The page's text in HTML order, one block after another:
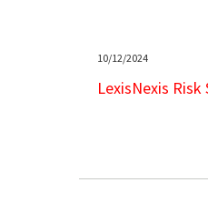
10/12/2024
LexisNexis